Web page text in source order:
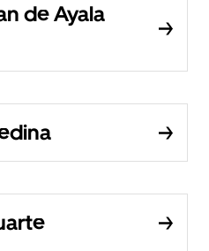
de Ayala